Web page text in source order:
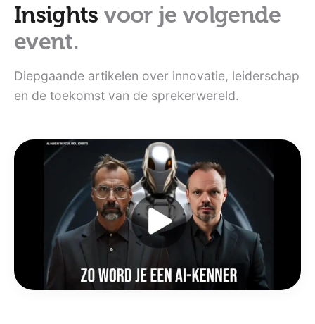
Insightsvoor je volgende
event.
Diepgaande artikelen over innovatie, leiderschap
en de toekomst van de sprekerwereld.